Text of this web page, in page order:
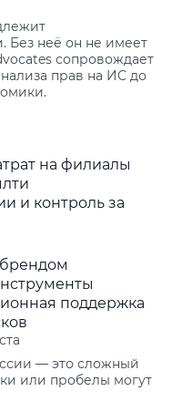
Без неё он не имеет
сопровождает
прав на ИС до
на филиалы
и контроль за
поддержка
— это сложный
или пробелы могут